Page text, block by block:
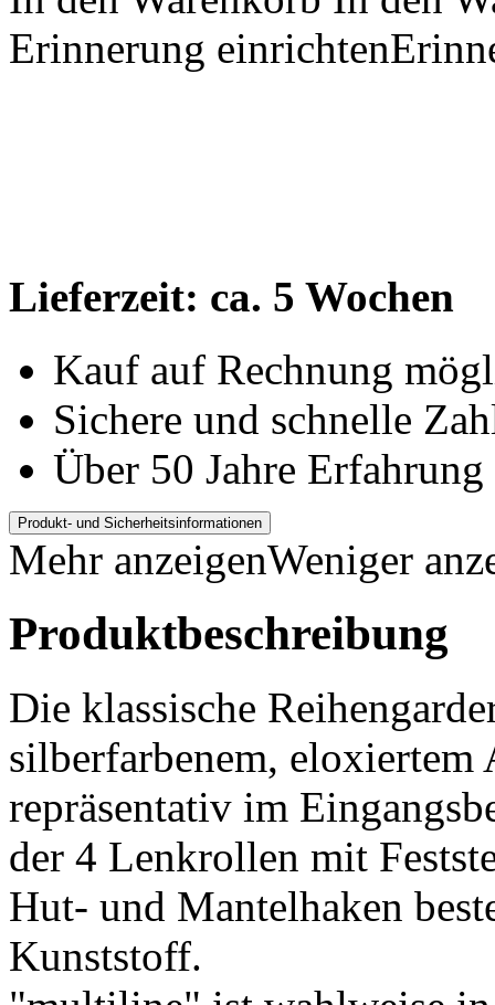
Erinnerung einrichten
Lieferzeit: ca. 5 Wochen
Kauf auf Rechnung
Sichere und schnelle
Über 50 Jahre Erfahrung
Produkt- und Sicherheitsinformationen
Mehr anzeigenWeniger
Produktbeschreibung
Die klassische
silberfarbenem,
repräsentativ im
der 4 Lenkrollen mit
Hut- und Mantelhaken
Kunststoff.